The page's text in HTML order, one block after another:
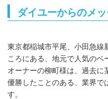
ダイユーからのメ
東京都稲城市平尾、小田急線
ころにある、地元で人気のベ
オーナーの柳町様は、過去に
優勝したことのある、業界で
す。